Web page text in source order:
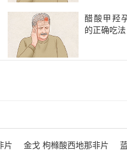
醋酸甲羟
的正确吃法
片 金戈 枸橼酸西地那非片